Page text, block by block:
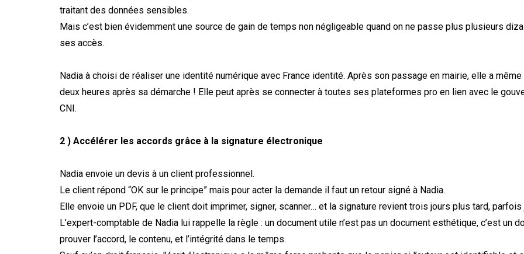
traitant des données sensibles.
Mais c’est bien évidemment une source de gain de temps non négligeable quand on ne passe plus plusieurs
ses accès.
Nadia à choisi de réaliser une identité numérique avec France identité. Après son passage en mairie, elle a
deux heures après sa démarche ! Elle peut après se connecter à toutes ses plateformes pro en lien avec le
CNI.
2 ) Accélérer les accords grâce à la signature électronique
Nadia envoie un devis à un client professionnel.
Le client répond “OK sur le principe” mais pour acter la demande il faut un retour signé à Nadia.
Elle envoie un PDF, que le client doit imprimer, signer, scanner… et la signature revient trois jours plus tard, parfois
L’expert-comptable de Nadia lui rappelle la règle : un document utile n’est pas un document esthétique, c’est un
prouver l’accord, le contenu, et l’intégrité dans le temps.